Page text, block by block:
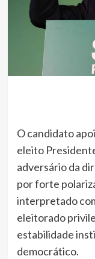
O candidato
eleito
adversário da
por forte
interpretado
eleitorado
estabilidade
democrático.